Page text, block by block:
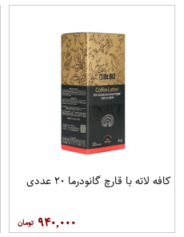
کافه لاته با قارچ گانودرما ۲۰ عددی
۹۴۰,۰۰۰